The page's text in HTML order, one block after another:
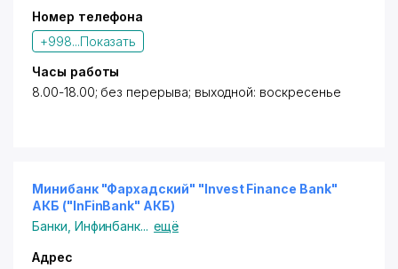
Номер телефона
+998...Показать
Часы работы
8.00-18.00; без перерыва; выходной: воскресенье
Минибанк "Фархадский" "Invest Finance Bank"
АКБ ("InFinBank" АКБ)
Банки Инфинбанк... ещё
Адрес